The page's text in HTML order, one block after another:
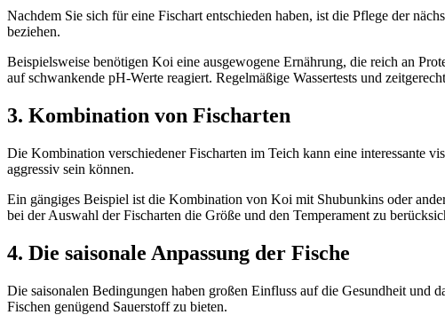
Nachdem Sie sich für eine Fischart entschieden haben, ist die Pflege der
beziehen.
Beispielsweise benötigen Koi eine ausgewogene Ernährung, die reich an
auf schwankende pH-Werte reagiert. Regelmäßige Wassertests und
3. Kombination von Fischarten
Die Kombination verschiedener Fischarten im Teich kann eine interessante
aggressiv sein können.
Ein gängiges Beispiel ist die Kombination von Koi mit Shubunkins oder
bei der Auswahl der Fischarten die Größe und den Temperament zu
4. Die saisonale Anpassung der Fische
Die saisonalen Bedingungen haben großen Einfluss auf die Gesundheit und
Fischen genügend Sauerstoff zu bieten.